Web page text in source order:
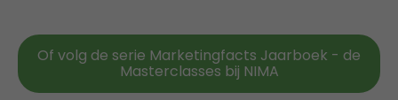
Of volg de serie Marketingfacts Jaarboek - de
Masterclasses bij NIMA